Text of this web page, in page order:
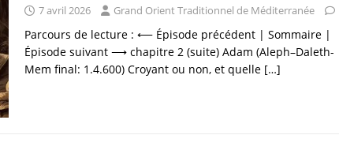
7 avril 2026 Grand Orient Traditionnel de Méditerranée
Parcours de lecture : ⟵ Épisode précédent | Sommaire |
Épisode suivant ⟶ chapitre 2 (suite) Adam (Aleph–Daleth-
Mem final: 1.4.600) Croyant ou non, et quelle […]